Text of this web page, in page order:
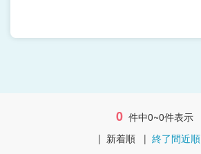
0 件中0~0件表示
| 新着順 | 終了間近順